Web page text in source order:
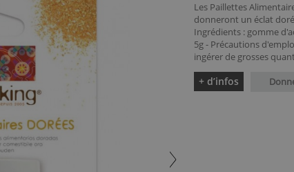
Les Paillettes
donneront un éclat
Ingrédients : gomme
5g - Précautions
ingérer de grosses
+ d’infos